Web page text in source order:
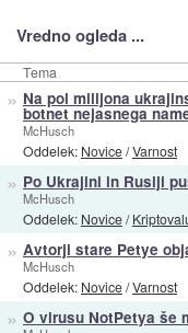
Vredno ogleda ...
Tema
» Na pol milijona
botnet nejasnega
McHusch
Oddelek: Novice/Varnost
» Po Ukrajini in Rusiji
McHusch
Oddelek: Novice/
» Avtorji stare Petye
McHusch
Oddelek: Novice/Varnost
» O virusu NotPetya še